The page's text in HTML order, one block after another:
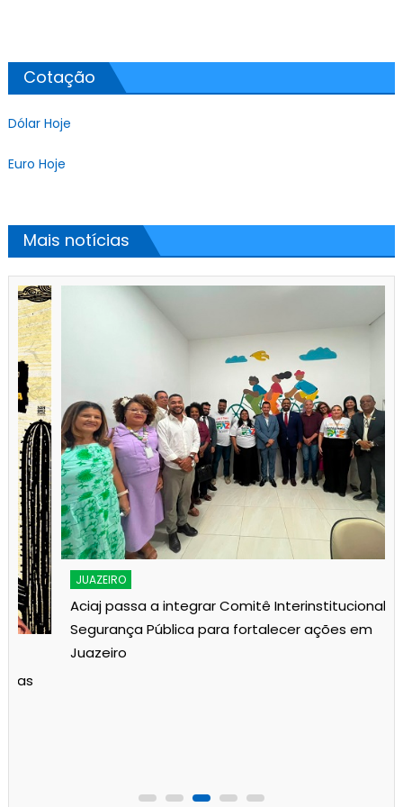
Cotação
Dólar Hoje
Euro Hoje
Mais notícias
JUAZEIRO
Aciaj passa a integrar Comitê Interinstitucional de
Segurança Pública para fortalecer ações em
Juazeiro